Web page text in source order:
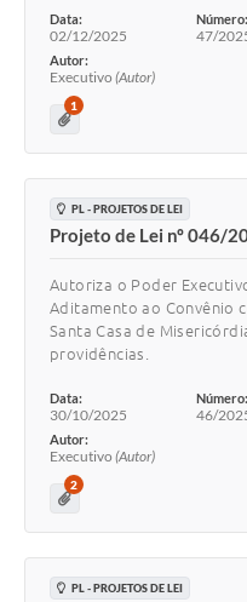
Data:
02/12/2025
Número:
47/
Autor:
Executivo (Autor)
1
PL - PROJETOS DE LEI
Projeto de Lei nº 046/
Autoriza o Poder
Aditamento ao Convênio
Santa Casa de
providências.
Data:
30/10/2025
Número:
46/
Autor:
Executivo (Autor)
2
PL - PROJETOS DE LEI